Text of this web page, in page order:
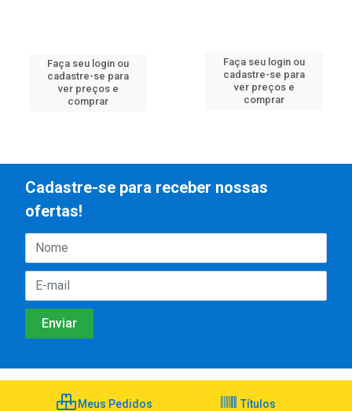
Faça seu login ou
cadastre-se para
ver preços e
comprar
Faça seu login ou
cadastre-se para
ver preços e
comprar
Cadastre-se para receber nossas
ofertas!
Meus Pedidos Títulos